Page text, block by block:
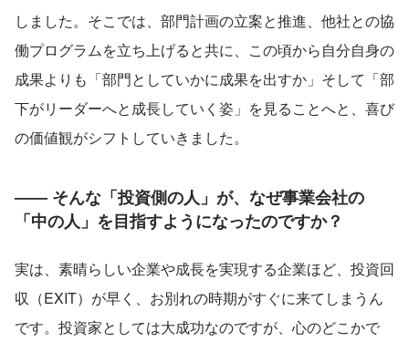
しました。そこでは、部門計画の立案と推進、他社との協
働プログラムを立ち上げると共に、この頃から自分自身の
成果よりも「部門としていかに成果を出すか」そして「部
下がリーダーへと成長していく姿」を見ることへと、喜び
の価値観がシフトしていきました。
―― そんな「投資側の人」が、なぜ事業会社の
「中の人」を目指すようになったのですか？
実は、素晴らしい企業や成長を実現する企業ほど、投資回
収（EXIT）が早く、お別れの時期がすぐに来てしまうん
です。投資家としては大成功なのですが、心のどこかで